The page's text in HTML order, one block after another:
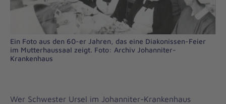
Ein Foto aus den 60-er Jahren, das eine Diakonissen-Feier
im Mutterhaussaal zeigt. Foto: Archiv Johanniter-
Krankenhaus
Wer Schwester Ursel im Johanniter-Krankenhaus